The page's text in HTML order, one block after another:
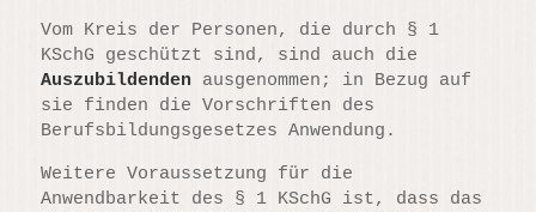
Vom Kreis der Personen, die durch § 1
KSchG geschützt sind, sind auch die
Auszubildenden ausgenommen; in Bezug auf
sie finden die Vorschriften des
Berufsbildungsgesetzes Anwendung.
Weitere Voraussetzung für die
Anwendbarkeit des § 1 KSchG ist, dass das